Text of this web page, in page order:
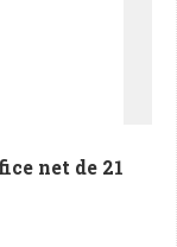
net de 21